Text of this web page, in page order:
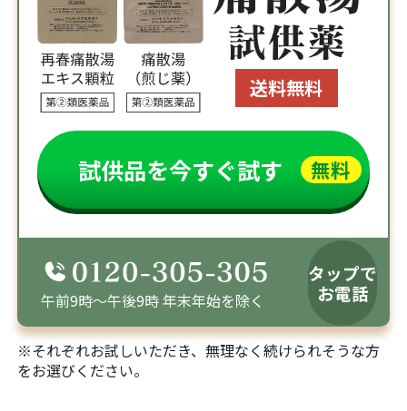
送料無料
試供品を今すぐ試す 無料
午前9時～午後9時 年末年始を除く
タップで
お電話
※それぞれお試しいただき、無理なく続けられそうな方
をお選びください。